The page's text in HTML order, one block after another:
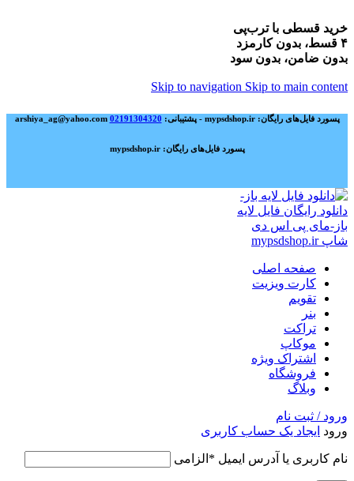
خرید قسطی با ترب‌پی
۴ قسط، بدون کارمزد
بدون ضامن، بدون سود
Skip to navigation Skip to main content
پسورد فایل‌های رایگان: mypsdshop.ir - پشتیبانی: arshiya_ag@yahoo.com 02191304320
پسورد فایل‌های رایگان: mypsdshop.ir
صفحه اصلی
کارت ویزیت
تقویم
بنر
تراکت
موکاپ
اشتراک ویژه
فروشگاه
وبلاگ
ورود / ثبت نام
ورود ایجاد یک حساب کاربری
نام کاربری یا آدرس ایمیل * الزامی